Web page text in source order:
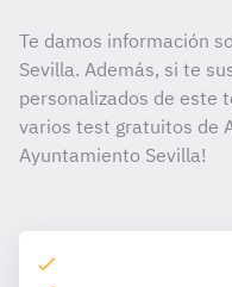
Te damos información
Sevilla. Además, si te
personalizados de este
varios test gratuitos de
Ayuntamiento Sevilla!